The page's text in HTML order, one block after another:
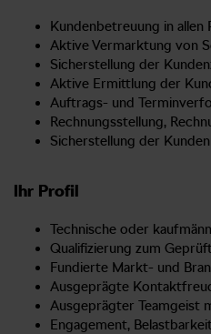
Kundenbetreuung in allen
Aktive Vermarktung von
Sicherstellung der
Aktive Ermittlung der
Auftrags- und
Rechnungsstellung,
Sicherstellung der
Ihr Profil
Technische oder
Qualifizierung zum
Fundierte Markt- und
Ausgeprägte
Ausgeprägter Teamgeist
Engagement,